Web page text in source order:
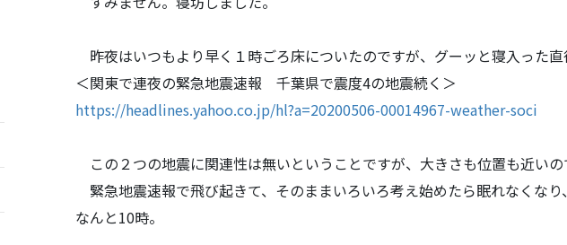
昨夜はいつもより早く１時ごろ床についたのですが、グーッと寝入った
＜関東で連夜の緊急地震速報 千葉県で震度4の地震続く＞
https://headlines.yahoo.co.jp/hl?a=20200506-00014967-weather-soci
この２つの地震に関連性は無いということですが、大きさも位置も近いの
緊急地震速報で飛び起きて、そのままいろいろ考え始めたら眠れなくな
なんと10時。